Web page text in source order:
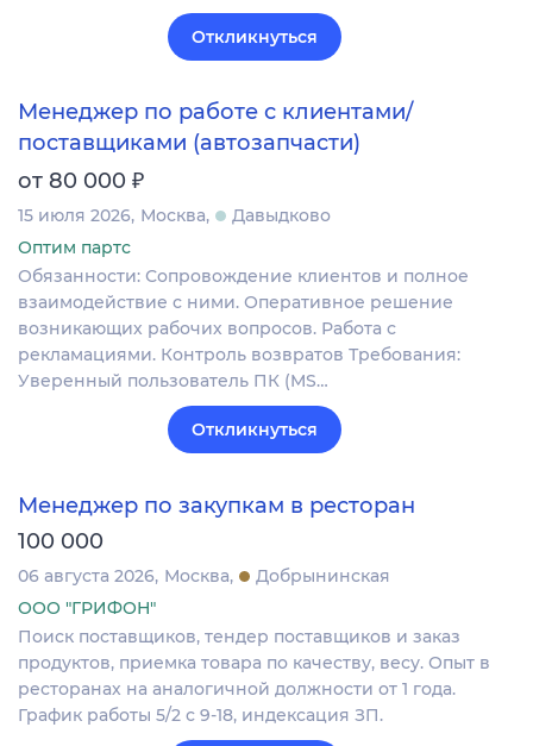
Откликнуться
Менеджер по работе с клиентами/
поставщиками (автозапчасти)
от 80 000 ₽
15 июля 2026 Москва
Давыдково
Оптим партс
Обязанности: Сопровождение клиентов и полное
взаимодействие с ними. Оперативное решение
возникающих рабочих вопросов. Работа с
рекламациями. Контроль возвратов Требования:
Уверенный пользователь ПК (MS…
Откликнуться
Менеджер по закупкам в ресторан
100 000
06 августа 2026 Москва
Добрынинская
ООО "ГРИФОН"
Поиск поставщиков, тендер поставщиков и заказ
продуктов, приемка товара по качеству, весу. Опыт в
ресторанах на аналогичной должности от 1 года.
График работы 5/2 с 9-18, индексация ЗП.